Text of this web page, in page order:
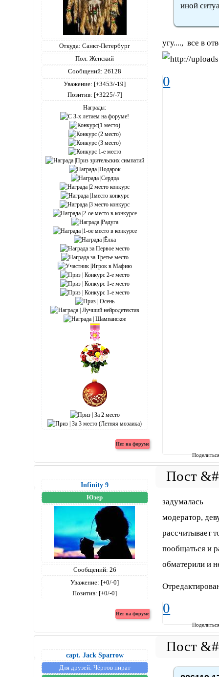
Откуда: Санкт-Петербург
Пол: Женский
Сообщений: 26128
Уважение: [+3453/-19]
Позитив: [+3225/-7]
Награды:
иной
угу...., все в
0
Infinity 9
Юзер
Сообщений: 26
Уважение: [+0/-0]
Позитив: [+0/-0]
задумалась
модератор,
рассчитывает
пообщаться и
обматерили и
0
capt. Jack Sparrow
Для друзей: Чёртов пират